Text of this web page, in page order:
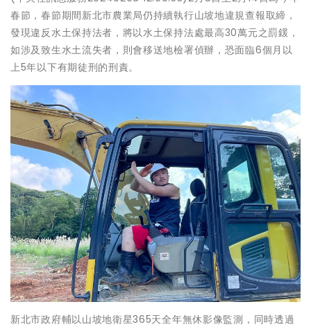
春節，春節期間新北市農業局仍持續執行山坡地違規查報取締，
發現違反水土保持法者，將以水土保持法處最高30萬元之罰鍰，
如涉及致生水土流失者，則會移送地檢署偵辦，恐面臨6個月以
上5年以下有期徒刑的刑責。
新北市政府輔以山坡地衛星365天全年無休影像監測，同時透過